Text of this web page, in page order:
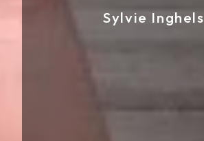
Sylvie Inghels